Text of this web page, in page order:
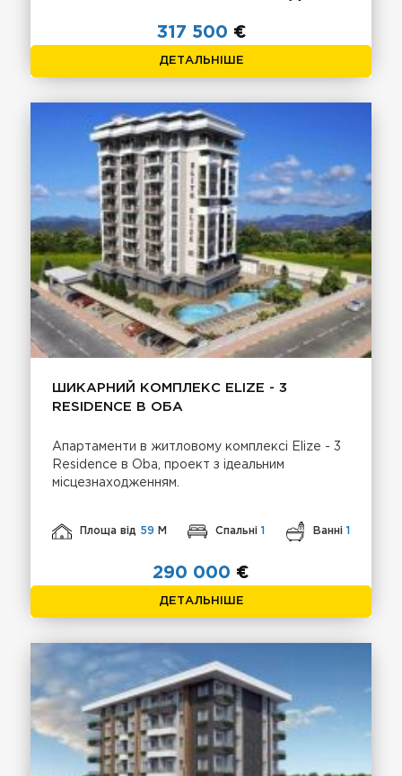
317 500 €
ДЕТАЛЬНІШЕ
ШИКАРНИЙ КОМПЛЕКС ELIZE - 3
RESIDENCE В ОБА
Апартаменти в житловому комплексі Elize - 3
Residence в Oba, проект з ідеальним
місцезнаходженням.
Площа від 59 М Спальні Ванні
290 000 €
ДЕТАЛЬНІШЕ